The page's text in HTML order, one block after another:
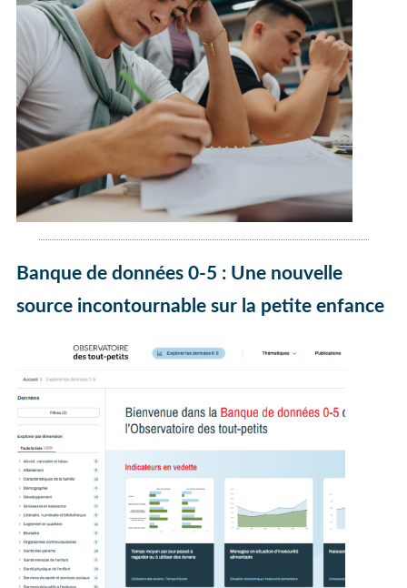
Banque de données 0-5 : Une nouvelle
source incontournable sur la petite enfance